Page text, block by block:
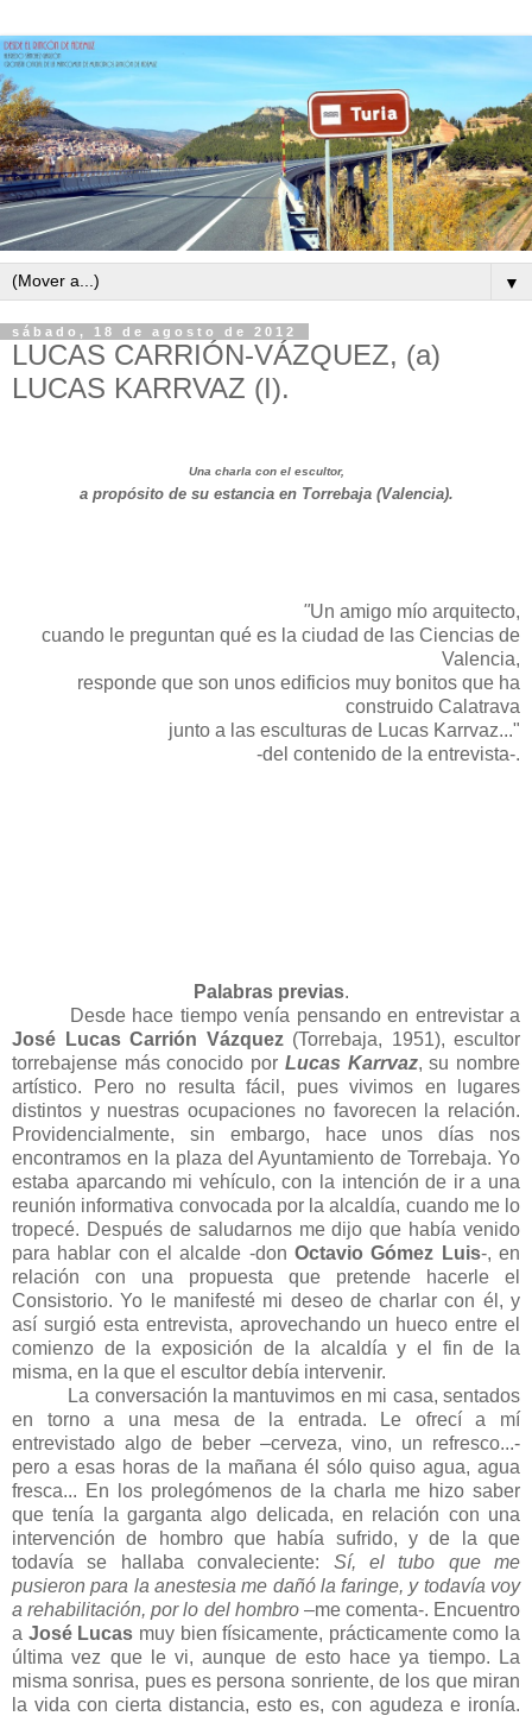
▼
sábado, 18 de agosto de 2012
LUCAS CARRIÓN-VÁZQUEZ, (a)
LUCAS KARRVAZ (I).
Una charla con el escultor,
a propósito de su estancia en Torrebaja (Valencia).
"Un amigo mío arquitecto,
cuando le preguntan qué es la ciudad de las Ciencias de
Valencia,
responde que son unos edificios muy bonitos que ha
construido Calatrava
junto a las esculturas de Lucas Karrvaz..."
-del contenido de la entrevista-.
Palabras previas.
Desde hace tiempo venía pensando en entrevistar a
José Lucas Carrión Vázquez(Torrebaja, 1951), escultor
torrebajense más conocido por Lucas Karrvaz, su nombre
artístico. Pero no resulta fácil, pues vivimos en lugares
distintos y nuestras ocupaciones no favorecen la relación.
Providencialmente, sin embargo, hace unos días nos
encontramos en la plaza del Ayuntamiento de Torrebaja. Yo
estaba aparcando mi vehículo, con la intención de ir a una
reunión informativa convocada por la alcaldía, cuando me lo
tropecé. Después de saludarnos me dijo que había venido
para hablar con el alcalde -don Octavio Gómez Luis-, en
relación con una propuesta que pretende hacerle el
Consistorio. Yo le manifesté mi deseo de charlar con él, y
así surgió esta entrevista, aprovechando un hueco entre el
comienzo de la exposición de la alcaldía y el fin de la
misma, en la que el escultor debía intervenir.
La conversación la mantuvimos en mi casa, sentados
en torno a una mesa de la entrada. Le ofrecí a mí
entrevistado algo de beber –cerveza, vino, un refresco...-
pero a esas horas de la mañana él sólo quiso agua, agua
fresca... En los prolegómenos de la charla me hizo saber
que tenía la garganta algo delicada, en relación con una
intervención de hombro que había sufrido, y de la que
todavía se hallaba convaleciente: Sí, el tubo que me
pusieron para la anestesia me dañó la faringe, y todavía voy
a rehabilitación, por lo del hombro–me comenta-. Encuentro
a José Lucas muy bien físicamente, prácticamente como la
última vez que le vi, aunque de esto hace ya tiempo. La
misma sonrisa, pues es persona sonriente, de los que miran
la vida con cierta distancia, esto es, con agudeza e ironía.